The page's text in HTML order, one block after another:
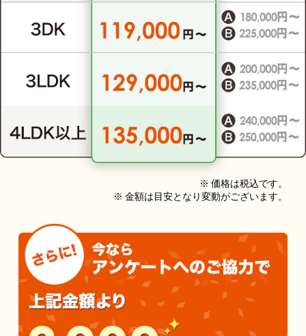
※ 価格は税込です。
※ 金額は目安となり変動がございます。